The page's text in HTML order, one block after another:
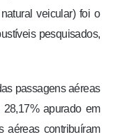
veicular) foi o
pesquisados,
passagens aéreas
apurado em
aéreas contribuíram